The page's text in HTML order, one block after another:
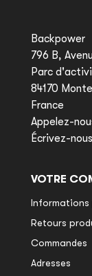
Backpower
796 B,
Parc
84170
France
Appelez-
Écrivez-
VOTRE
Informations
Retours
Commandes
Adresses